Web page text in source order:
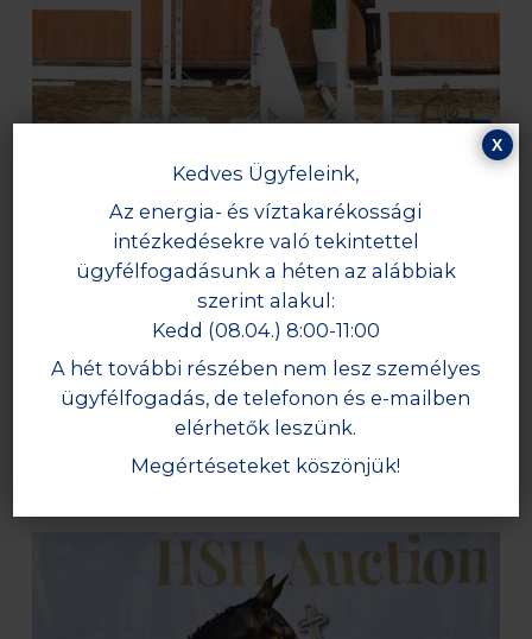
Kedves Ügyfeleink,
Az energia- és víztakarékossági
intézkedésekre való tekintettel
ügyfélfogadásunk a héten az alábbiak
szerint alakul:
Kedd (08.04.) 8:00-11:00
A hét további részében nem lesz személyes
ügyfélfogadás, de telefonon és e-mailben
elérhetők leszünk.
Megértéseteket köszönjük!
X